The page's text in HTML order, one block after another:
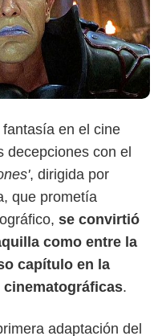
en el cine
decepciones con el
, dirigida por
que prometía
se convirtió
como entre la
capítulo en la
.
adaptación del